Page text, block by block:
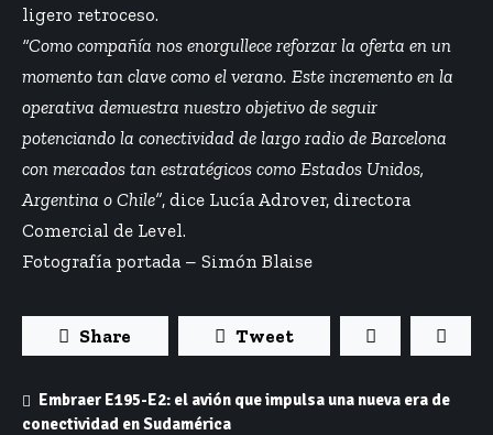
ligero retroceso.
“Como compañía nos enorgullece reforzar la oferta en un
momento tan clave como el verano. Este incremento en la
operativa demuestra nuestro objetivo de seguir
potenciando la conectividad de largo radio de Barcelona
con mercados tan estratégicos como Estados Unidos,
Argentina o Chile”, dice Lucía Adrover, directora
Comercial de Level.
Fotografía portada – Simón Blaise
Share Tweet
Embraer E195-E2: el avión que impulsa una nueva era de
conectividad en Sudamérica